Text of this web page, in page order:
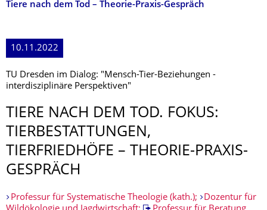
Tiere nach dem Tod – Theorie-Praxis-Gespräch
10.11.2022
TU Dresden im Dialog: "Mensch-Tier-Beziehungen -
interdisziplinäre Perspektiven"
TIERE NACH DEM TOD. FOKUS:
TIERBESTATTUN­GEN,
TIERFRIEDHÖFE – THEORIE-PRAXIS-
GESPRÄCH
Professur für Systematische Theologie (kath.);
Dozentur für